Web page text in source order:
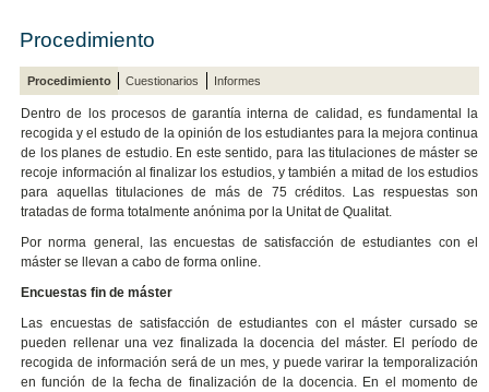
Procedimiento
Procedimiento Cuestionarios Informes
Dentro de los procesos de garantía interna de calidad, es fundamental la
recogida y el estudo de la opinión de los estudiantes para la mejora continua
de los planes de estudio. En este sentido, para las titulaciones de máster se
recoje información al finalizar los estudios, y también a mitad de los estudios
para aquellas titulaciones de más de 75 créditos. Las respuestas son
tratadas de forma totalmente anónima por la Unitat de Qualitat.
Por norma general, las encuestas de satisfacción de estudiantes con el
máster se llevan a cabo de forma online.
Encuestas fin de máster
Las encuestas de satisfacción de estudiantes con el máster cursado se
pueden rellenar una vez finalizada la docencia del máster. El período de
recogida de información será de un mes, y puede varirar la temporalización
en función de la fecha de finalización de la docencia. En el momento de